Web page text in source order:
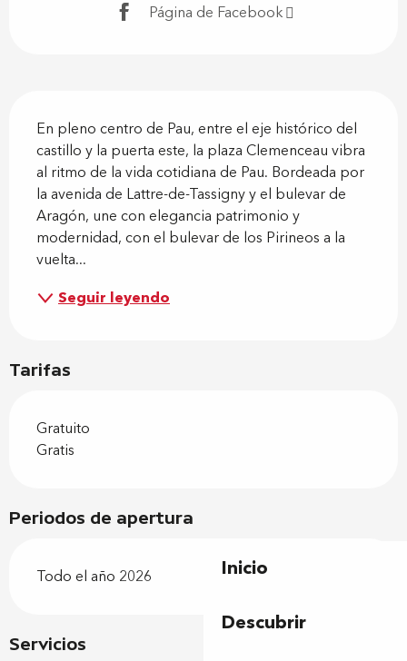
Inicio
Descubrir
Página de Facebook
En pleno centro de Pau, entre el eje histórico del
castillo y la puerta este, la plaza Clemenceau vibra
al ritmo de la vida cotidiana de Pau. Bordeada por
la avenida de Lattre-de-Tassigny y el bulevar de
Aragón, une con elegancia patrimonio y
modernidad, con el bulevar de los Pirineos a la
vuelta...
Seguir leyendo
Servicios
Tarifas
Gratuito
Gratis
Periodos de apertura
Todo el año 2026